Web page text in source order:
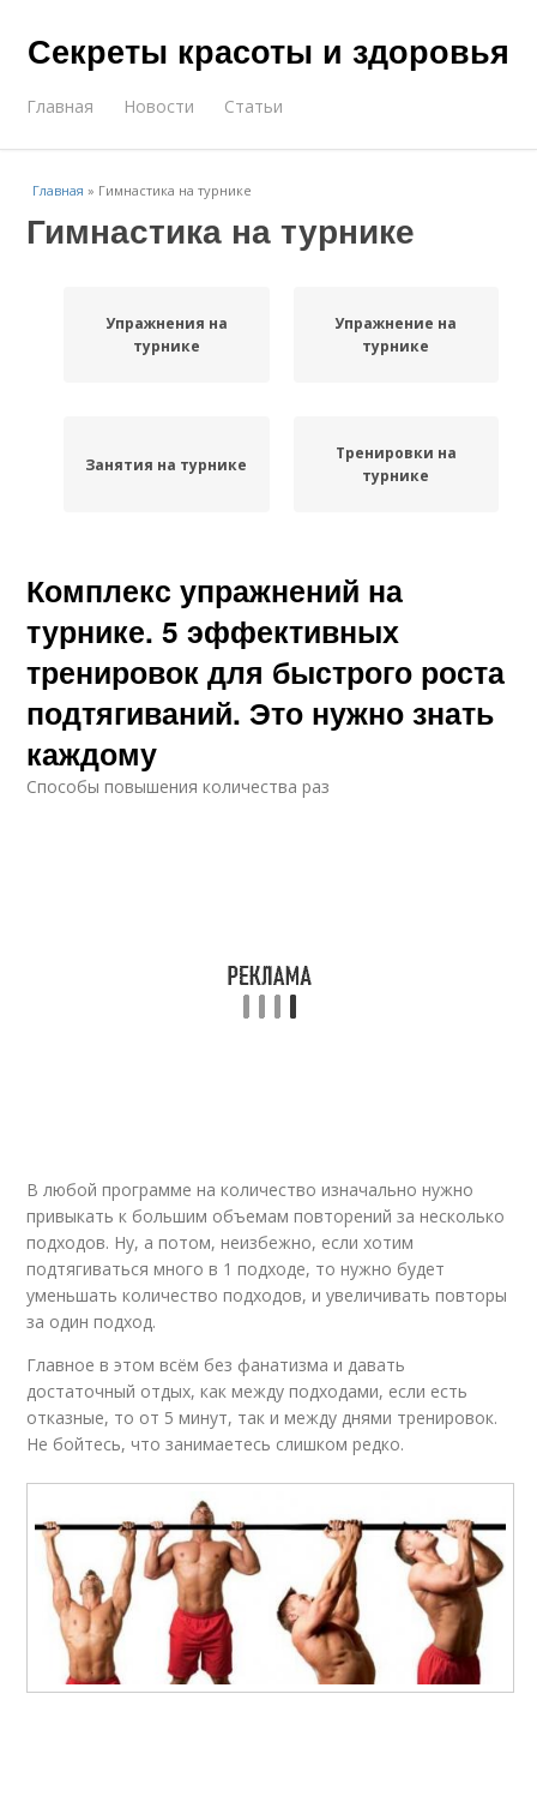
Секреты красоты и здоровья
Главная Новости Статьи
Главная » Гимнастика на турнике
Гимнастика на турнике
Упражнения на
турнике
Упражнение на
турнике
Занятия на турнике
Тренировки на
турнике
Комплекс упражнений на
турнике. 5 эффективных
тренировок для быстрого роста
подтягиваний. Это нужно знать
каждому
Способы повышения количества раз
В любой программе на количество изначально нужно
привыкать к большим объемам повторений за несколько
подходов. Ну, а потом, неизбежно, если хотим
подтягиваться много в 1 подходе, то нужно будет
уменьшать количество подходов, и увеличивать повторы
за один подход.
Главное в этом всём без фанатизма и давать
достаточный отдых, как между подходами, если есть
отказные, то от 5 минут, так и между днями тренировок.
Не бойтесь, что занимаетесь слишком редко.